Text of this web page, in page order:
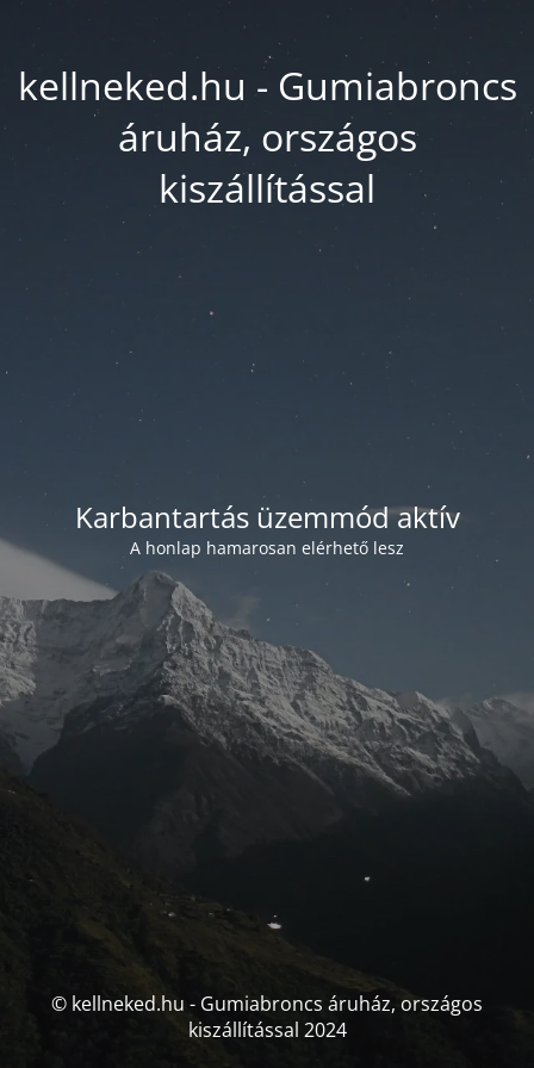
kellneked.hu - Gumiabroncs
áruház, országos
kiszállítással
Karbantartás üzemmód aktív
A honlap hamarosan elérhető lesz
© kellneked.hu - Gumiabroncs áruház, országos
kiszállítással 2024